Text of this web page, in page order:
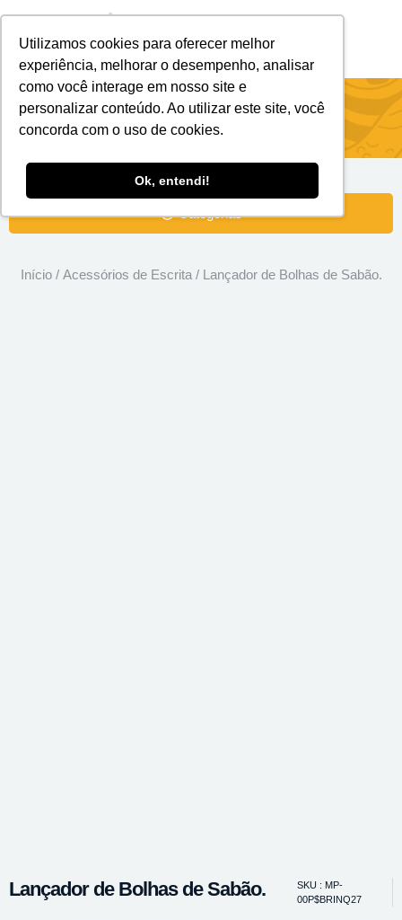
Utilizamos cookies para oferecer melhor
experiência, melhorar o desempenho, analisar
como você interage em nosso site e
personalizar conteúdo. Ao utilizar este site, você
concorda com o uso de cookies.
Ok, entendi!
Lançador de Bolhas de Sabão.
Categorias
Início/ Acessórios de Escrita/ Lançador de Bolhas de Sabão.
Lançador de Bolhas de Sabão.
SKU : MP-
00P$BRINQ27